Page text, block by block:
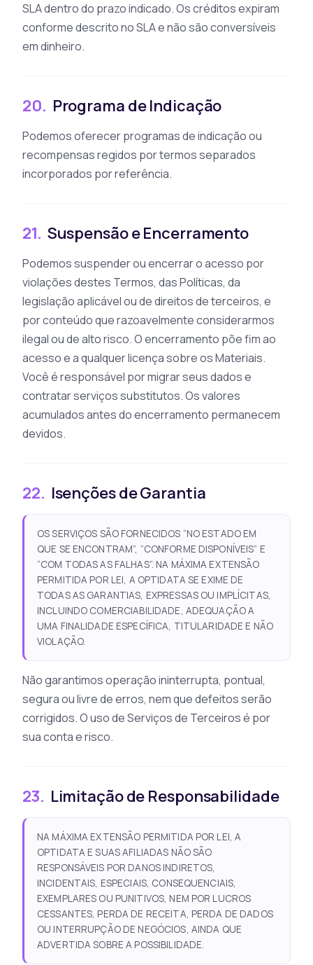
SLA dentro do prazo indicado. Os créditos expiram
conforme descrito no SLA e não são conversíveis
em dinheiro.
20. Programa de Indicação
Podemos oferecer programas de indicação ou
recompensas regidos por termos separados
incorporados por referência.
21. Suspensão e Encerramento
Podemos suspender ou encerrar o acesso por
violações destes Termos, das Políticas, da
legislação aplicável ou de direitos de terceiros, e
por conteúdo que razoavelmente considerarmos
ilegal ou de alto risco. O encerramento põe fim ao
acesso e a qualquer licença sobre os Materiais.
Você é responsável por migrar seus dados e
contratar serviços substitutos. Os valores
acumulados antes do encerramento permanecem
devidos.
22. Isenções de Garantia
OS SERVIÇOS SÃO FORNECIDOS “NO ESTADO EM
QUE SE ENCONTRAM”, “CONFORME DISPONÍVEIS” E
“COM TODAS AS FALHAS”. NA MÁXIMA EXTENSÃO
PERMITIDA POR LEI, A OPTIDATA SE EXIME DE
TODAS AS GARANTIAS, EXPRESSAS OU IMPLÍCITAS,
INCLUINDO COMERCIABILIDADE, ADEQUAÇÃO A
UMA FINALIDADE ESPECÍFICA, TITULARIDADE E NÃO
VIOLAÇÃO.
Não garantimos operação ininterrupta, pontual,
segura ou livre de erros, nem que defeitos serão
corrigidos. O uso de Serviços de Terceiros é por
sua conta e risco.
23. Limitação de Responsabilidade
NA MÁXIMA EXTENSÃO PERMITIDA POR LEI, A
OPTIDATA E SUAS AFILIADAS NÃO SÃO
RESPONSÁVEIS POR DANOS INDIRETOS,
INCIDENTAIS, ESPECIAIS, CONSEQUENCIAIS,
EXEMPLARES OU PUNITIVOS, NEM POR LUCROS
CESSANTES, PERDA DE RECEITA, PERDA DE DADOS
OU INTERRUPÇÃO DE NEGÓCIOS, AINDA QUE
ADVERTIDA SOBRE A POSSIBILIDADE.